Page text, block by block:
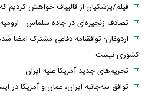
فیلم/پزشکیان:از قالیباف خواهش کردیم
تصادف زنجیره‌ای در جاده سلماس - ارومیه/ ۶ فوتی و ۵
اردوغان: توافقنامه دفاعی مشترک امضا
کشوری نیست
تحریم‌های جدید آمریکا علیه ایران
توافق سه‌جانبه ایران، عمان و آمریکا